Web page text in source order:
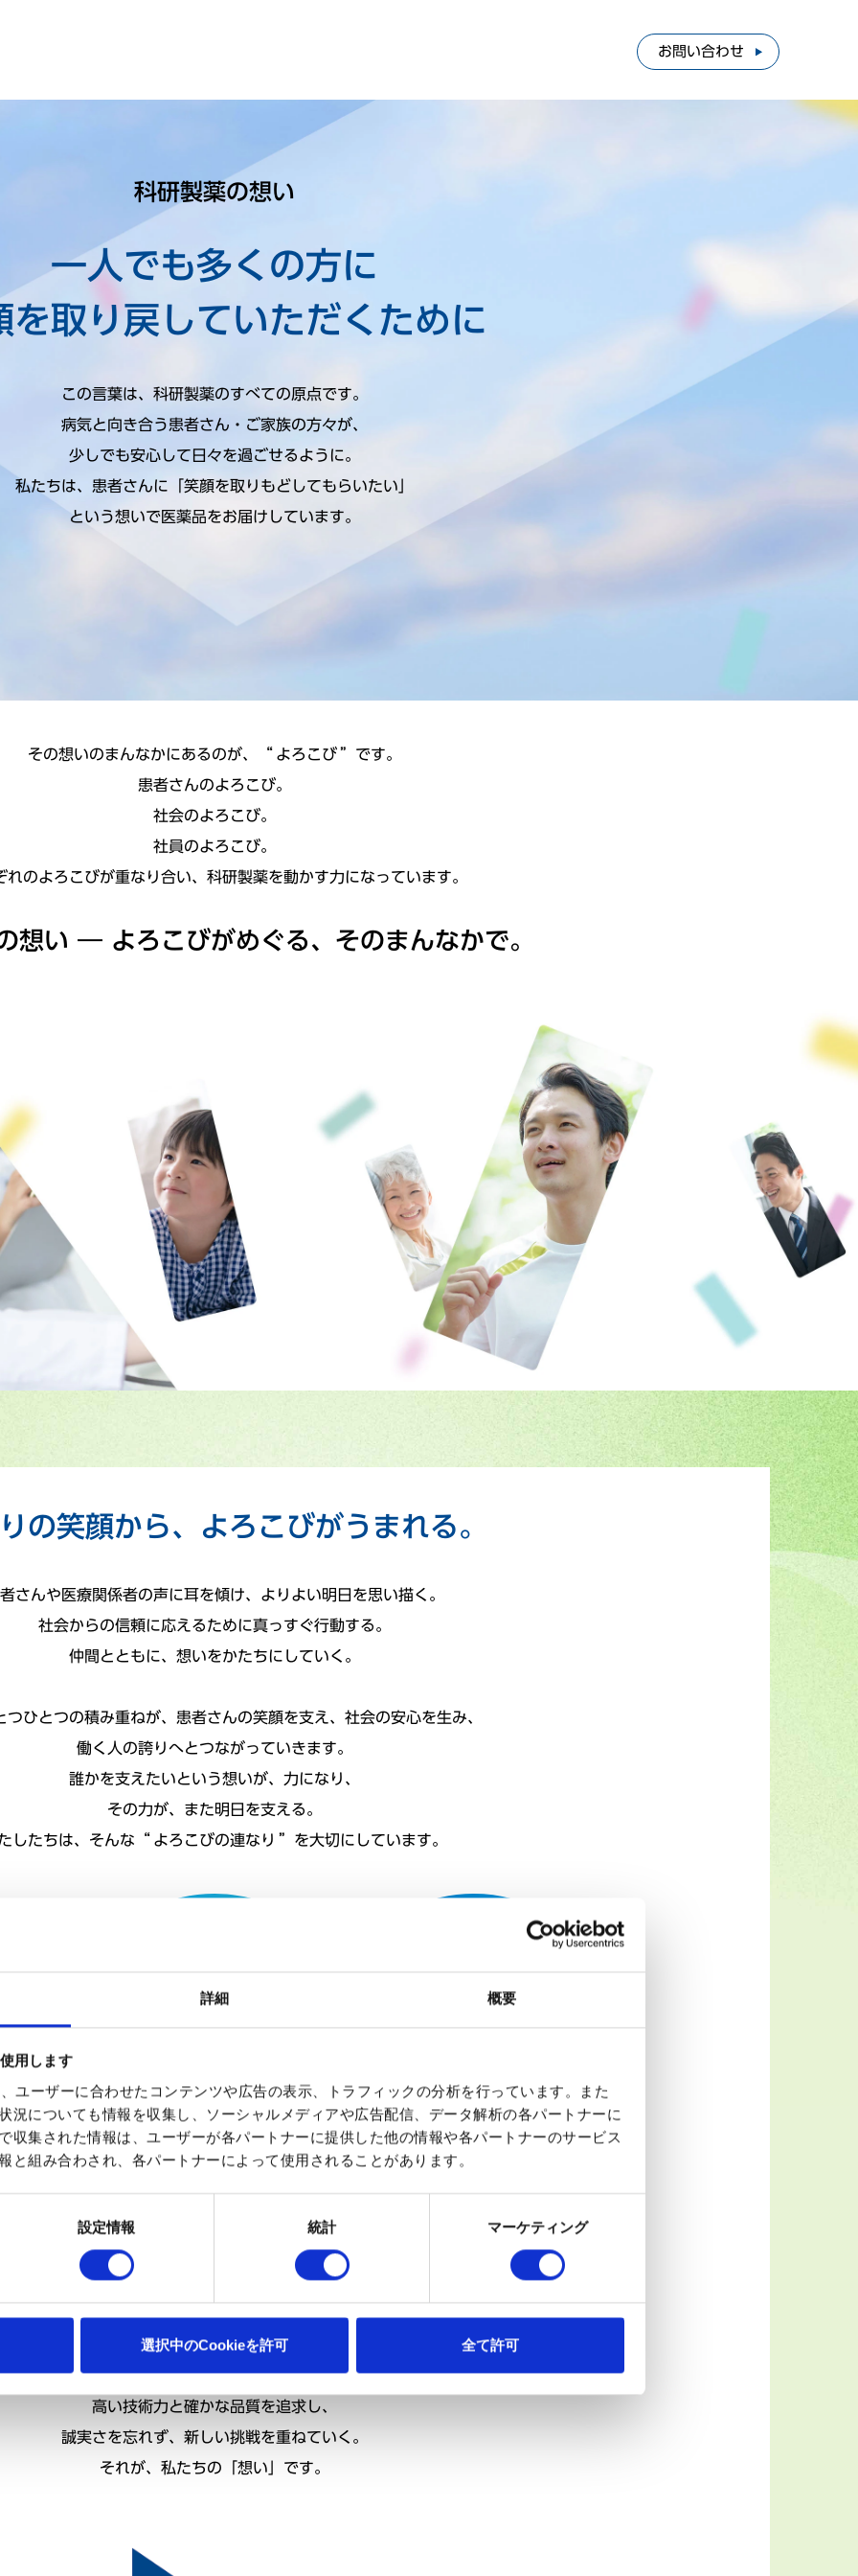
詳細 概要
用します
ユーザーに合わせたコンテンツや広告の表示、トラフィックの分析を行っています。また
況についても情報を収集し、ソーシャルメディアや広告配信、データ解析の各パートナーに
収集された情報は、ユーザーが各パートナーに提供した他の情報や各パートナーのサービス
と組み合わされ、各パートナーによって使用されることがあります。
設定情報 統計 マーケティング
選択中のCookieを許可 全て許可
お問い合わせ
科研製薬の想い
一人でも多くの方に
を取り戻していただくために
この言葉は、科研製薬のすべての原点です。
病気と向き合う患者さん・ご家族の方々が、
少しでも安心して日々を過ごせるように。
私たちは、患者さんに「笑顔を取りもどしてもらいたい」
という想いで医薬品をお届けしています。
その想いのまんなかにあるのが、 “ よろこび” です。
患者さんのよろこび。
社会のよろこび。
社員のよろこび。
れのよろこびが重なり合い、科研製薬を動かす力になっています。
想い ― よろこびがめぐる、そのまんなかで。
の笑顔から、よろこびがうまれる。
さんや医療関係者の声に耳を傾け、よりよい明日を思い描く。
社会からの信頼に応えるために真っすぐ行動する。
仲間とともに、想いをかたちにしていく。
つひとつの積み重ねが、患者さんの笑顔を支え、社会の安心を生み、
働く人の誇りへとつながっていきます。
誰かを支えたいという想いが、力になり、
その力が、また明日を支える。
したちは、そんな “ よろこびの連なり ” を大切にしています。
、有用な医薬品の創生・提供に努める。
力あふれる存在感のある企業をめざす。
びをまもり、未来へつないでいく。
これからも、科研製薬は、患者さんのよろこびを中心に、
社会の信頼と社員の誇りを育みながら歩み続けます。
高い技術力と確かな品質を追求し、
誠実さを忘れず、新しい挑戦を重ねていく。
それが、私たちの「想い」です。